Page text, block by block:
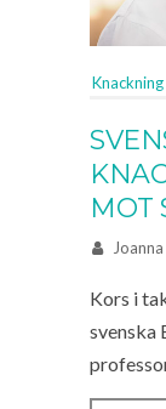
Knackning
MOT
Kors i
svenska